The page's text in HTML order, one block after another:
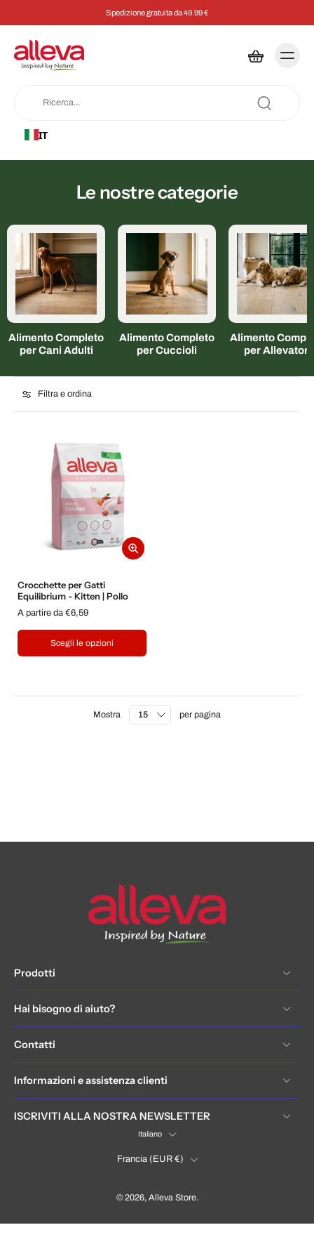
Spedizione gratuita da 49.99 €
IT
Le nostre categorie
Alimento Completo
per Cani Adulti
Alimento Completo
per Cuccioli
Alimento
per Allevatori
Filtra e ordina
Crocchette per Gatti
Equilibrium - Kitten | Pollo
A partire da €6,59
Scegli le opzioni
Mostra per pagina
Prodotti
Hai bisogno di aiuto?
Contatti
Informazioni e assistenza clienti
ISCRIVITI ALLA NOSTRA NEWSLETTER
Italiano
Francia ‎(EUR €)‎
© 2026, Alleva Store.